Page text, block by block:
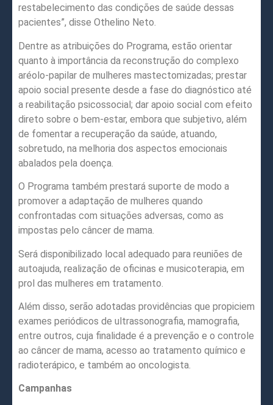
restabelecimento das condições de saúde dessas
pacientes”, disse Othelino Neto.
Dentre as atribuições do Programa, estão orientar
quanto à importância da reconstrução do complexo
aréolo-papilar de mulheres mastectomizadas; prestar
apoio social presente desde a fase do diagnóstico até
a reabilitação psicossocial; dar apoio social com efeito
direto sobre o bem-estar, embora que subjetivo, além
de fomentar a recuperação da saúde, atuando,
sobretudo, na melhoria dos aspectos emocionais
abalados pela doença.
O Programa também prestará suporte de modo a
promover a adaptação de mulheres quando
confrontadas com situações adversas, como as
impostas pelo câncer de mama.
Será disponibilizado local adequado para reuniões de
autoajuda, realização de oficinas e musicoterapia, em
prol das mulheres em tratamento.
Além disso, serão adotadas providências que propiciem
exames periódicos de ultrassonografia, mamografia,
entre outros, cuja finalidade é a prevenção e o controle
ao câncer de mama, acesso ao tratamento químico e
radioterápico, e também ao oncologista.
Campanhas